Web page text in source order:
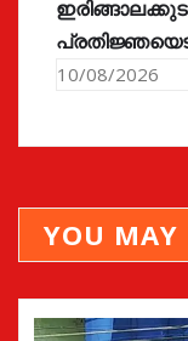
10/08/2026
YOU MAY